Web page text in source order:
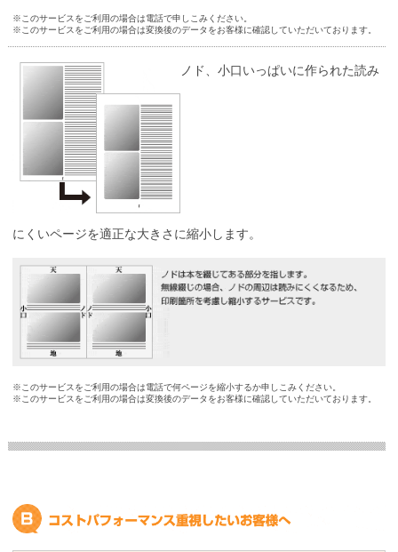
※このサービスをご利用の場合は電話で申しこみください。
※このサービスをご利用の場合は変換後のデータをお客様に確認していただいております。
ノド、小口いっぱいに作られた読み
にくいページを適正な大きさに縮小します。
※ このサービスをご利用の場合は電話で何ページを縮小するか申しこみください。
※ このサービスをご利用の場合は変換後のデータをお客様に確認していただいております。